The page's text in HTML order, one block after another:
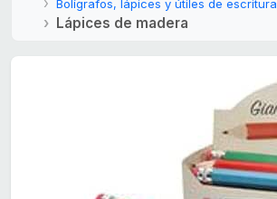
Bolígrafos, lápices y útiles de escritura
Lápices de madera